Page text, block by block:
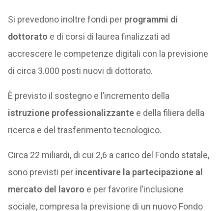
Si prevedono inoltre fondi per programmi di
dottorato e di corsi di laurea finalizzati ad
accrescere le competenze digitali con la previsione
di circa 3.000 posti nuovi di dottorato.
È previsto il sostegno e l’incremento della
istruzione professionalizzantee della filiera della
ricerca e del trasferimento tecnologico.
Circa 22 miliardi, di cui 2,6 a carico del Fondo statale,
sono previsti per incentivare la partecipazione al
mercato del lavoro e per favorire l’inclusione
sociale, compresa la previsione di un nuovo Fondo